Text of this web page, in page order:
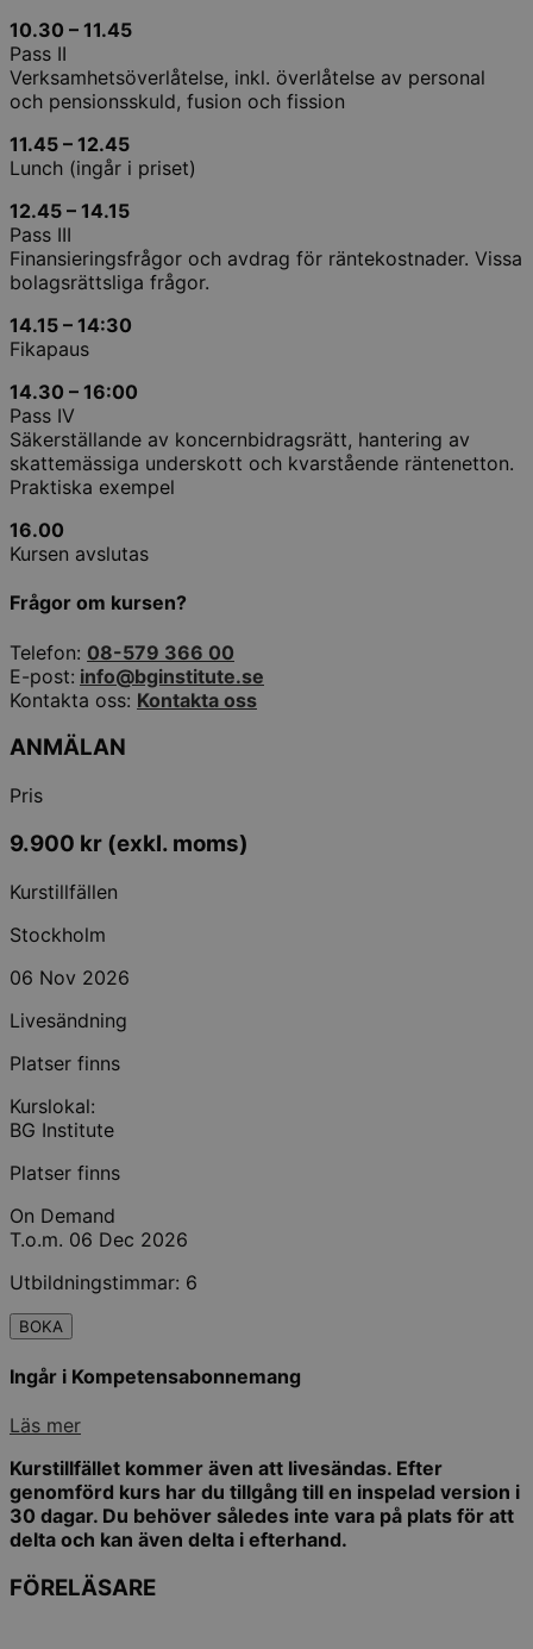
10.30 – 11.45
Pass II
Verksamhetsöverlåtelse, inkl. överlåtelse av personal
och pensionsskuld, fusion och fission
11.45 – 12.45
Lunch (ingår i priset)
12.45 – 14.15
Pass III
Finansieringsfrågor och avdrag för räntekostnader. Vissa
bolagsrättsliga frågor.
14.15 – 14:30
Fikapaus
14.30 – 16:00
Pass IV
Säkerställande av koncernbidragsrätt, hantering av
skattemässiga underskott och kvarstående räntenetton.
Praktiska exempel
16.00
Kursen avslutas
Frågor om kursen?
Telefon: 08-579 366 00
E-post: info@bginstitute.se
Kontakta oss: Kontakta oss
ANMÄLAN
Pris
9.900 kr (exkl. moms)
Kurstillfällen
Stockholm
06 Nov 2026
Livesändning
Platser finns
Kurslokal:
BG Institute
Platser finns
On Demand
T.o.m. 06 Dec 2026
Utbildningstimmar: 6
BOKA
Ingår i Kompetensabonnemang
Läs mer
Kurstillfället kommer även att livesändas. Efter
genomförd kurs har du tillgång till en inspelad version i
30 dagar. Du behöver således inte vara på plats för att
delta och kan även delta i efterhand.
FÖRELÄSARE